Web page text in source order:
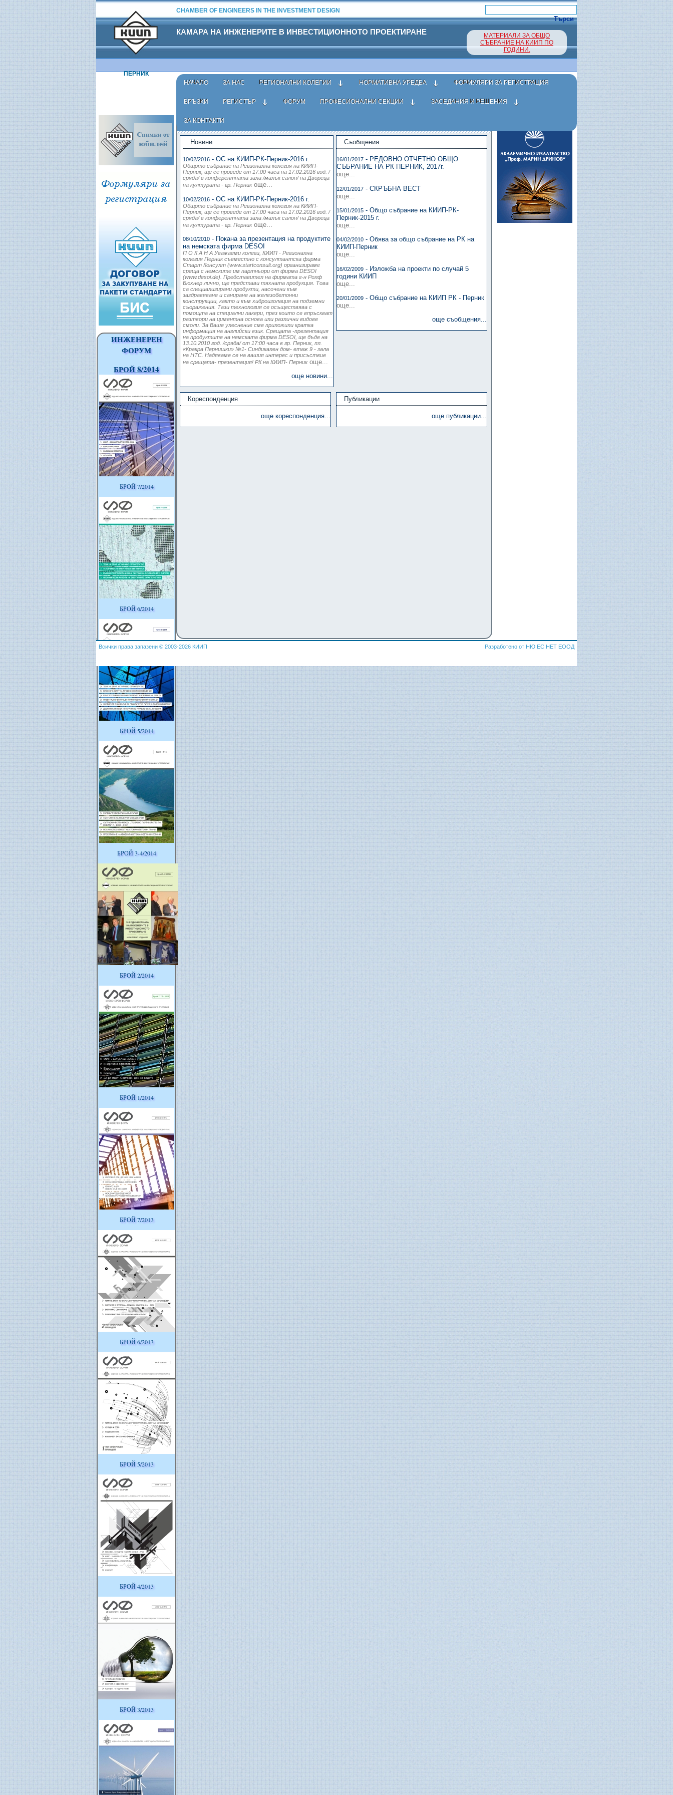
ПЕРНИК
CHAMBER OF ENGINEERS IN THE INVESTMENT DESIGN
КАМАРА НА ИНЖЕНЕРИТЕ В ИНВЕСТИЦИОННОТО ПРОЕКТИРАНЕ
МАТЕРИАЛИ ЗА ОБЩО
СЪБРАНИЕ НА КИИП ПО
ГОДИНИ.
НАЧАЛО ЗА НАС РЕГИОНАЛНИ КОЛЕГИИ НОРМАТИВНА УРЕДБА ФОРМУЛЯРИ ЗА РЕГИСТРАЦИЯ
ВРЪЗКИ РЕГИСТЪР ФОРУМ ПРОФЕСИОНАЛНИ СЕКЦИИ ЗАСЕДАНИЯ И РЕШЕНИЯ
ЗА КОНТАКТИ
ИНЖЕНЕРЕН
ФОРУМ
БРОЙ 8/2014
БРОЙ 7/2014
БРОЙ 6/2014
БРОЙ 5/2014
БРОЙ 3-4/2014
БРОЙ 2/2014
БРОЙ 1/2014
БРОЙ 7/2013
БРОЙ 6/2013
БРОЙ 5/2013
БРОЙ 4/2013
БРОЙ 3/2013
АКТУАЛНО
Новини
10/02/2016 - ОС на КИИП-РК-Перник-2016 г.
Общото събрание на Регионална колегия на КИИП-
Перник, ще се проведе от 17.00 часа на 17.02.2016 год. /
сряда/ в конферентната зала /малък салон/ на Двореца
на културата - гр. Перник още...
10/02/2016 - ОС на КИИП-РК-Перник-2016 г.
Общото събрание на Регионална колегия на КИИП-
Перник, ще се проведе от 17.00 часа на 17.02.2016 год. /
сряда/ в конферентната зала /малък салон/ на Двореца
на културата - гр. Перник още...
08/10/2010 - Покана за прeзентация на продуктите
на немската фирма DESOI
П О К А Н А Уважаеми колеги, КИИП - Регионална
колегия Перник съвместно с консултантска фирма
Старт Консулт (www.startconsult.org) организираме
среща с немските им партньори от фирма DESOI
(www.desoi.de). Представител на фирмата г-н Ролф
Бюхнер лично, ще представи тяхната продукция. Това
са специализирани продукти, насочени към
заздравяване и саниране на железобетонни
конструкции, както и към хидроизолация на подземни
съоражения. Тази технология се осъществява с
помощта на специални пакери, през които се впръскват
разтвори на циментна основа или различни видове
смоли. За Ваше улеснение сме приложили кратка
информация на английски език. Срещата -презентация
на продуктите на немската фирма DESOI, ще бъде на
13.10.2010 год. /сряда/ от 17:00 часа в гр. Перник, пл.
«Кракра Пернишки» №1- Синдикален дом- етаж 9 - зала
на НТС. Надяваме се на вашия интерес и присъствие
на срещата- презентация! РК на КИИП- Перник още...
още новини...
Съобщения
16/01/2017 - РЕДОВНО ОТЧЕТНО ОБЩО
СЪБРАНИЕ НА РК ПЕРНИК, 2017г.
още...
12/01/2017 - СКРЪБНА ВЕСТ
още...
15/01/2015 - Общо събрание на КИИП-РК-
Перник-2015 г.
още...
04/02/2010 - Обява за общо събрание на РК на
КИИП-Перник
още...
16/02/2009 - Изложба на проекти по случай 5
години КИИП
още...
20/01/2009 - Общо събрание на КИИП РК - Перник
още...
още съобщения...
Кореспонденция
още кореспонденция...
Публикации
още публикации...
Всички права запазени © 2003-2026 КИИП Разработено от НЮ ЕС НЕТ ЕООД